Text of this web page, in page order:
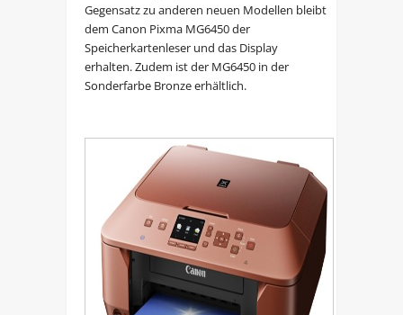
Gegensatz zu anderen neuen Modellen bleibt
dem Canon Pixma MG6450 der
Speicherkartenleser und das Display
erhalten. Zudem ist der MG6450 in der
Sonderfarbe Bronze erhältlich.